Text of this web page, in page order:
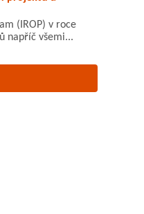
(IROP) v roce
napříč všemi...